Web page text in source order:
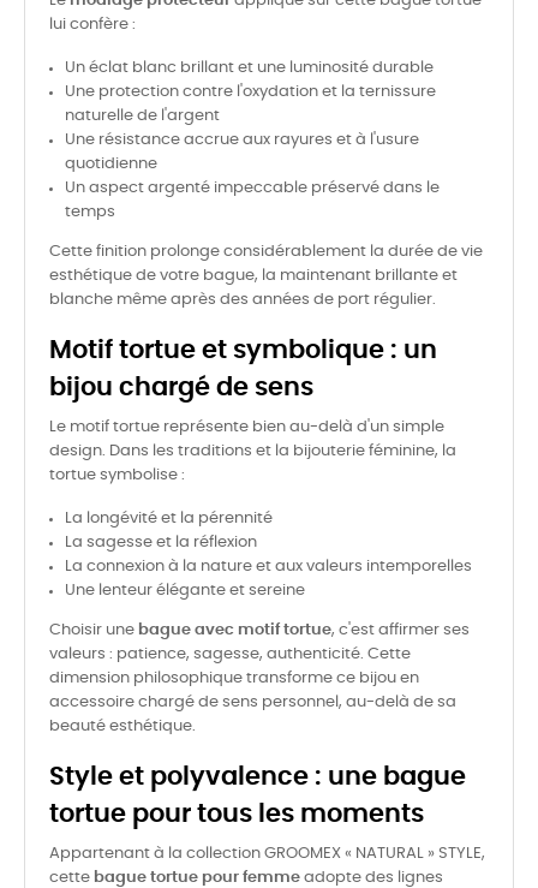
lui confère :
Un éclat blanc brillant et une luminosité durable
Une protection contre l'oxydation et la ternissure
naturelle de l'argent
Une résistance accrue aux rayures et à l'usure
quotidienne
Un aspect argenté impeccable préservé dans le
temps
Cette finition prolonge considérablement la durée de vie
esthétique de votre bague, la maintenant brillante et
blanche même après des années de port régulier.
Motif tortue et symbolique : un
bijou chargé de sens
Le motif tortue représente bien au-delà d'un simple
design. Dans les traditions et la bijouterie féminine, la
tortue symbolise :
La longévité et la pérennité
La sagesse et la réflexion
La connexion à la nature et aux valeurs intemporelles
Une lenteur élégante et sereine
Choisir une bague avec motif tortue, c'est affirmer ses
valeurs : patience, sagesse, authenticité. Cette
dimension philosophique transforme ce bijou en
accessoire chargé de sens personnel, au-delà de sa
beauté esthétique.
Style et polyvalence : une bague
tortue pour tous les moments
Appartenant à la collection GROOMEX « NATURAL » STYLE,
cette bague tortue pour femme adopte des lignes